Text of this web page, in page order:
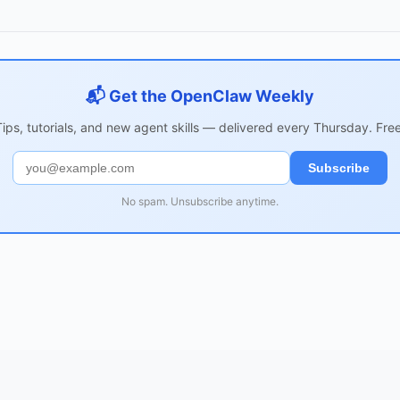
📬 Get the OpenClaw Weekly
tutorials, and new agent skills — delivered every Thursday.
Subscribe
No spam. Unsubscribe anytime.